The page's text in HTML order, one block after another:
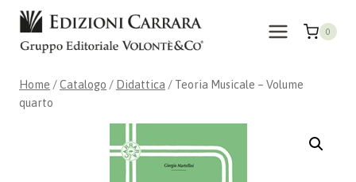
Salta
contenuto
0
Home /Catalogo / Didattica / Teoria Musicale – Volume
quarto